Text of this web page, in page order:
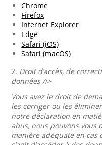
Chrome
Firefox
Internet Explorer
Edge
Safari (iOS)
Safari (macOS)
2. Droit d’accès, de
données /i>
Vous avez le droit de
les corriger ou les
notre déclaration en
abus, nous pouvons
manière adéquate en cas